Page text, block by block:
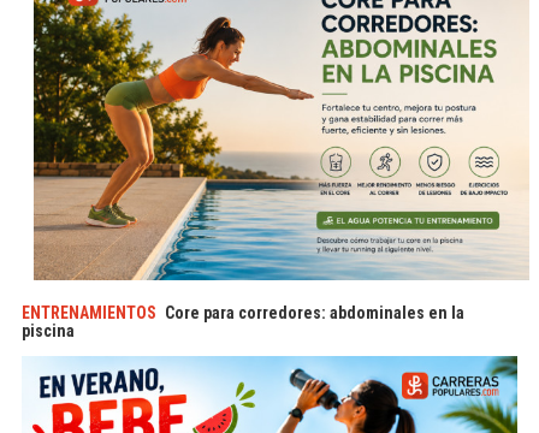
ENTRENAMIENTOS Core para corredores: abdominales en la
piscina